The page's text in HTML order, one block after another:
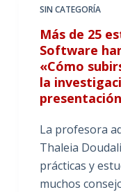
SIN CATEGORÍA
Más de 25
Software
«Cómo
la
La profesora
Thaleia
prácticas y
muchos